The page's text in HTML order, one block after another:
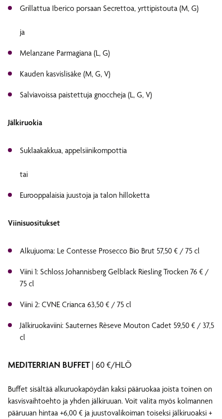
Grillattua Iberico porsaan Secrettoa, yrttipistouta (M, G)
ja
Melanzane Parmagiana (L, G)
Kauden kasvislisäke (M, G, V)
Salviavoissa paistettuja gnoccheja (L, G, V)
Jälkiruokia
Suklaakakkua, appelsiinikompottia
tai
Eurooppalaisia juustoja ja talon hilloketta
Viinisuositukset
Alkujuoma: Le Contesse Prosecco Bio Brut 57,50 € / 75 cl
Viini 1: Schloss Johannisberg Gelblack Riesling Trocken 76 € /
75 cl
Viini 2: CVNE Crianca 63,50 € / 75 cl
Jälkiruokaviini: Sauternes Rèseve Mouton Cadet 59,50 € / 37,5
cl
MEDITERRIAN BUFFET| 60 €/HLÖ
Buffet sisältää alkuruokapöydän kaksi pääruokaa joista toinen on
kasvisvaihtoehto ja yhden jälkiruuan. Voit valita myös kolmannen
pääruuan hintaa +6,00 € ja juustovalikoiman toiseksi jälkiruoaksi +